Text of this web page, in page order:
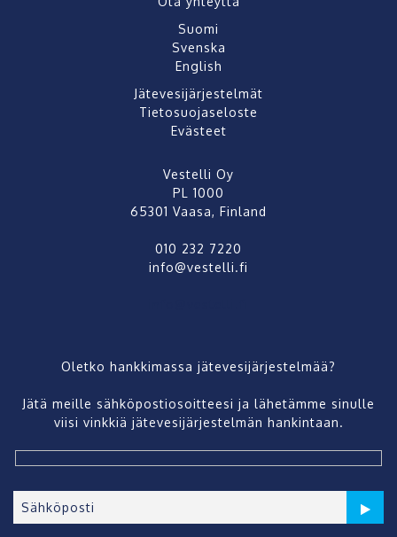
Suomi
Svenska
English
Jätevesijärjestelmät
Tietosuojaseloste
Evästeet
Vestelli Oy
PL 1000
65301 Vaasa, Finland
010 232 7220
info@vestelli.fi
Oletko hankkimassa jätevesijärjestelmää?
Jätä meille sähköpostiosoitteesi ja lähetämme sinulle
viisi vinkkiä jätevesijärjestelmän hankintaan.